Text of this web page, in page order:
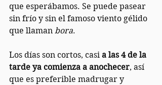
que esperábamos. Se puede pasear
sin frío y sin el famoso viento gélido
que llaman bora.
Los días son cortos, casi a las 4 de la
tarde ya comienza a anochecer, así
que es preferible madrugar y